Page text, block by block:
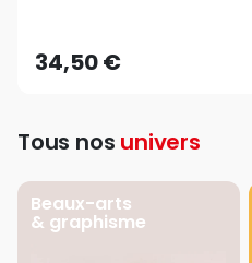
34,50 €
Tous nos univers
Beaux-arts
& graphisme